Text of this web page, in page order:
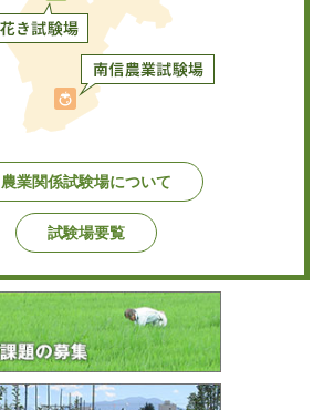
農業関係試験場について
試験場要覧